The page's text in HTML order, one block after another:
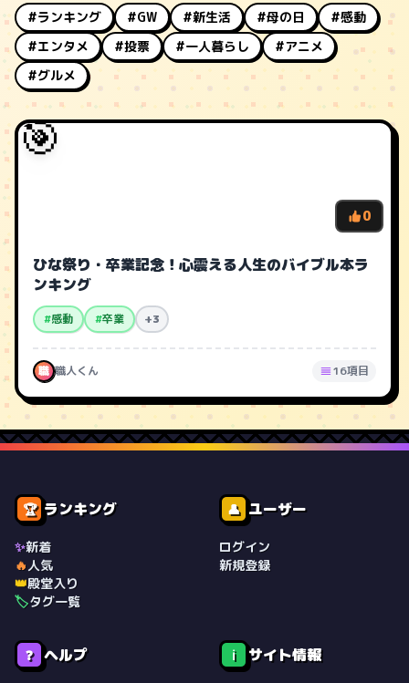
#ランキング #GW #新生活 #母の日
#感動
#エンタメ
#投票 #一人暮らし
#アニメ
#グルメ
🎯
0
ひな祭り・卒業記念！心震える人生のバイブル本ラ
ンキング
#感動 #卒業 +3
職 職人くん 16項目
🏆 ランキング
✨新着
🔥人気
👑殿堂入り
🏷️タグ一覧
👤 ユーザー
ログイン
新規登録
❓ ヘルプ ℹ️ サイト情報